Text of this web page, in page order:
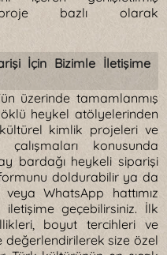
bazlı olarak
İçin Bizimle İletişime
üzerinde tamamlanmış
heykel atölyelerinden
kimlik projeleri ve
konusunda
bardağı heykeli siparişi
doldurabilir ya da
WhatsApp hattımız
iletişime geçebilirsiniz. İlk
boyut tercihleri ve
size özel